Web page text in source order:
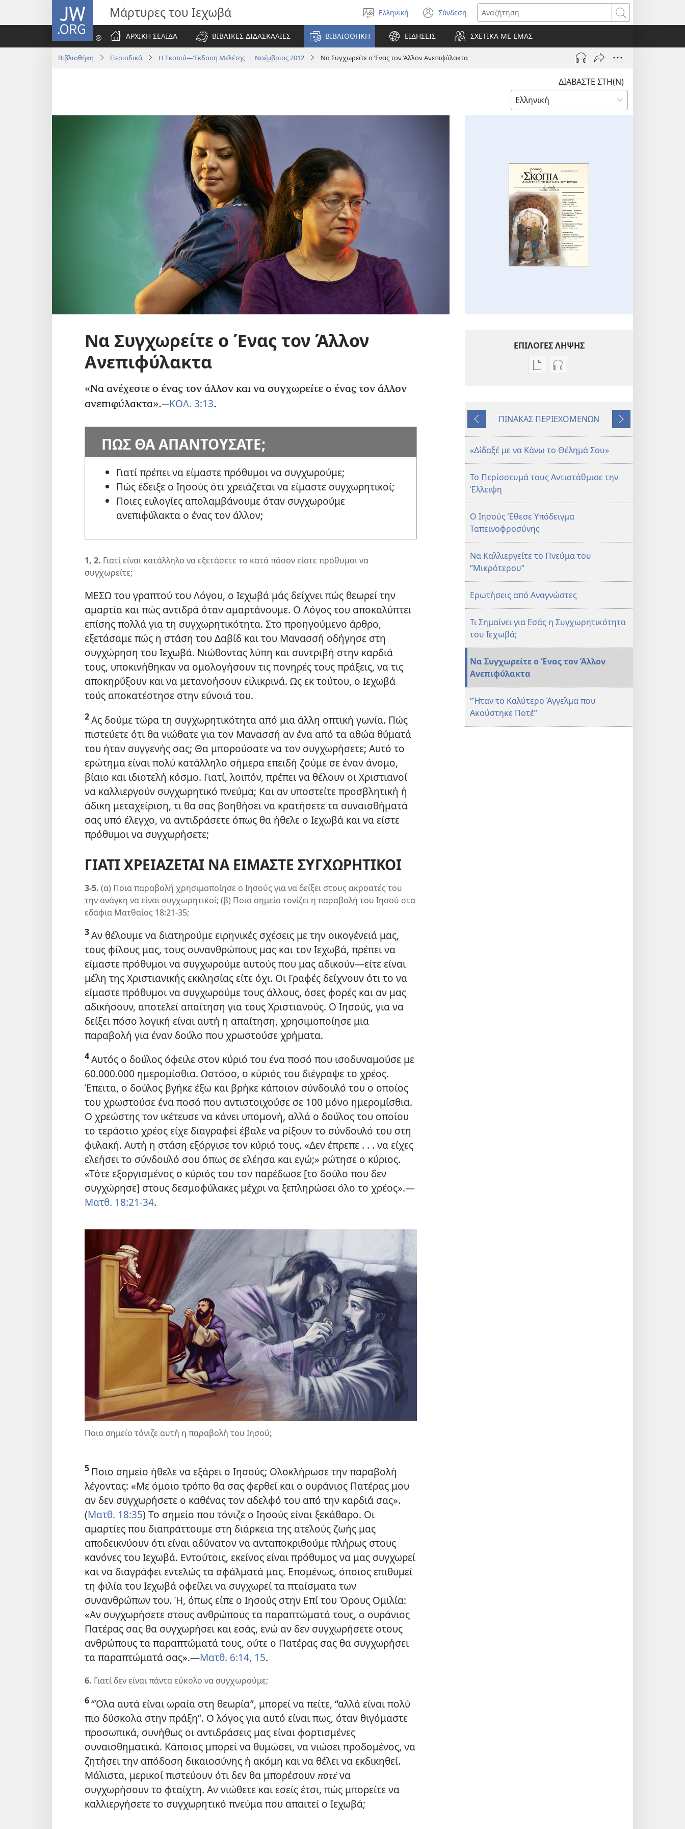
JW.ORG Μάρτυρες του Ιεχωβά
Επιλέξτε
γλώσσα
Ελληνική Σύνδεση
(ανοίγει
νέο
παράθυρο)
Αναζήτηση
ΑΡΧΙΚΗ ΣΕΛΙΔΑ
ΒΙΒΛΙΚΕΣ ΔΙΔΑΣΚΑΛΙΕΣ ΒΙΒΛΙΟΘΗΚΗ ΕΙΔΗΣΕΙΣ ΣΧΕΤΙΚΑ ΜΕ ΕΜΑΣ
Βιβλιοθήκη Περιοδικά Η Σκοπιά—Έκδοση Μελέτης | Νοέμβριος 2012 Να Συγχωρείτε ο Ένας τον Άλλον Ανεπιφύλακτα
ΔΙΑΒΑΣΤΕ ΣΤΗ(Ν)
Να Συγχωρείτε ο Ένας τον Άλλον
Ανεπιφύλακτα
«Να ανέχεστε ο ένας τον άλλον και να συγχωρείτε ο ένας τον άλλον
ανεπιφύλακτα».​—ΚΟΛ. 3:13.
ΠΩΣ ΘΑ ΑΠΑΝΤΟΥΣΑΤΕ;
Γιατί πρέπει να είμαστε πρόθυμοι να συγχωρούμε;
Πώς έδειξε ο Ιησούς ότι χρειάζεται να είμαστε συγχωρητικοί;
Ποιες ευλογίες απολαμβάνουμε όταν συγχωρούμε
ανεπιφύλακτα ο ένας τον άλλον;
1, 2. Γιατί είναι κατάλληλο να εξετάσετε το κατά πόσον είστε πρόθυμοι να
συγχωρείτε;
ΜΕΣΩ του γραπτού του Λόγου, ο Ιεχωβά μάς δείχνει πώς θεωρεί την
αμαρτία και πώς αντιδρά όταν αμαρτάνουμε. Ο Λόγος του αποκαλύπτει
επίσης πολλά για τη συγχωρητικότητα. Στο προηγούμενο άρθρο,
εξετάσαμε πώς η στάση του Δαβίδ και του Μανασσή οδήγησε στη
συγχώρηση του Ιεχωβά. Νιώθοντας λύπη και συντριβή στην καρδιά
τους, υποκινήθηκαν να ομολογήσουν τις πονηρές τους πράξεις, να τις
αποκηρύξουν και να μετανοήσουν ειλικρινά. Ως εκ τούτου, ο Ιεχωβά
τούς αποκατέστησε στην εύνοιά του.
2Ας δούμε τώρα τη συγχωρητικότητα από μια άλλη οπτική γωνία. Πώς
πιστεύετε ότι θα νιώθατε για τον Μανασσή αν ένα από τα αθώα θύματά
του ήταν συγγενής σας; Θα μπορούσατε να τον συγχωρήσετε; Αυτό το
ερώτημα είναι πολύ κατάλληλο σήμερα επειδή ζούμε σε έναν άνομο,
βίαιο και ιδιοτελή κόσμο. Γιατί, λοιπόν, πρέπει να θέλουν οι Χριστιανοί
να καλλιεργούν συγχωρητικό πνεύμα; Και αν υποστείτε προσβλητική ή
άδικη μεταχείριση, τι θα σας βοηθήσει να κρατήσετε τα συναισθήματά
σας υπό έλεγχο, να αντιδράσετε όπως θα ήθελε ο Ιεχωβά και να είστε
πρόθυμοι να συγχωρήσετε;
ΓΙΑΤΙ ΧΡΕΙΑΖΕΤΑΙ ΝΑ ΕΙΜΑΣΤΕ ΣΥΓΧΩΡΗΤΙΚΟΙ
3-5. (α) Ποια παραβολή χρησιμοποίησε ο Ιησούς για να δείξει στους ακροατές του
την ανάγκη να είναι συγχωρητικοί; (β) Ποιο σημείο τονίζει η παραβολή του Ιησού στα
εδάφια Ματθαίος 18:21‐35;
3Αν θέλουμε να διατηρούμε ειρηνικές σχέσεις με την οικογένειά μας,
τους φίλους μας, τους συνανθρώπους μας και τον Ιεχωβά, πρέπει να
είμαστε πρόθυμοι να συγχωρούμε αυτούς που μας αδικούν​—είτε είναι
μέλη της Χριστιανικής εκκλησίας είτε όχι. Οι Γραφές δείχνουν ότι το να
είμαστε πρόθυμοι να συγχωρούμε τους άλλους, όσες φορές και αν μας
αδικήσουν, αποτελεί απαίτηση για τους Χριστιανούς. Ο Ιησούς, για να
δείξει πόσο λογική είναι αυτή η απαίτηση, χρησιμοποίησε μια
παραβολή για έναν δούλο που χρωστούσε χρήματα.
4Αυτός ο δούλος όφειλε στον κύριό του ένα ποσό που ισοδυναμούσε με
60.000.000 ημερομίσθια. Ωστόσο, ο κύριός του διέγραψε το χρέος.
Έπειτα, ο δούλος βγήκε έξω και βρήκε κάποιον σύνδουλό του ο οποίος
του χρωστούσε ένα ποσό που αντιστοιχούσε σε 100 μόνο ημερομίσθια.
Ο χρεώστης τον ικέτευσε να κάνει υπομονή, αλλά ο δούλος του οποίου
το τεράστιο χρέος είχε διαγραφεί έβαλε να ρίξουν το σύνδουλό του στη
φυλακή. Αυτή η στάση εξόργισε τον κύριό τους. «Δεν έπρεπε . . . να είχες
ελεήσει το σύνδουλό σου όπως σε ελέησα και εγώ;» ρώτησε ο κύριος.
«Τότε εξοργισμένος ο κύριός του τον παρέδωσε [το δούλο που δεν
συγχώρησε] στους δεσμοφύλακες μέχρι να ξεπληρώσει όλο το χρέος».​—
Ματθ. 18:21‐34.
Ποιο σημείο τόνιζε αυτή η παραβολή του Ιησού;
5 Ποιο σημείο ήθελε να εξάρει ο Ιησούς; Ολοκλήρωσε την παραβολή
λέγοντας: «Με όμοιο τρόπο θα σας φερθεί και ο ουράνιος Πατέρας μου
αν δεν συγχωρήσετε ο καθένας τον αδελφό του από την καρδιά σας».
(Ματθ. 18:35) Το σημείο που τόνιζε ο Ιησούς είναι ξεκάθαρο. Οι
αμαρτίες που διαπράττουμε στη διάρκεια της ατελούς ζωής μας
αποδεικνύουν ότι είναι αδύνατον να ανταποκριθούμε πλήρως στους
κανόνες του Ιεχωβά. Εντούτοις, εκείνος είναι πρόθυμος να μας συγχωρεί
και να διαγράφει εντελώς τα σφάλματά μας. Επομένως, όποιος επιθυμεί
τη φιλία του Ιεχωβά οφείλει να συγχωρεί τα πταίσματα των
συνανθρώπων του. Ή, όπως είπε ο Ιησούς στην Επί του Όρους Ομιλία:
«Αν συγχωρήσετε στους ανθρώπους τα παραπτώματά τους, ο ουράνιος
Πατέρας σας θα συγχωρήσει και εσάς, ενώ αν δεν συγχωρήσετε στους
ανθρώπους τα παραπτώματά τους, ούτε ο Πατέρας σας θα συγχωρήσει
τα παραπτώματά σας».​—Ματθ. 6:14, 15.
6. Γιατί δεν είναι πάντα εύκολο να συγχωρούμε;
6“Όλα αυτά είναι ωραία στη θεωρία”, μπορεί να πείτε, “αλλά είναι πολύ
πιο δύσκολα στην πράξη”. Ο λόγος για αυτό είναι πως, όταν θιγόμαστε
προσωπικά, συνήθως οι αντιδράσεις μας είναι φορτισμένες
συναισθηματικά. Κάποιος μπορεί να θυμώσει, να νιώσει προδομένος, να
ζητήσει την απόδοση δικαιοσύνης ή ακόμη και να θέλει να εκδικηθεί.
Μάλιστα, μερικοί πιστεύουν ότι δεν θα μπορέσουν ποτένα
συγχωρήσουν το φταίχτη. Αν νιώθετε και εσείς έτσι, πώς μπορείτε να
καλλιεργήσετε το συγχωρητικό πνεύμα που απαιτεί ο Ιεχωβά;
ΕΠΙΛΟΓΕΣ ΛΗΨΗΣ
Επιλογές
ΣΚΟΠΙΑ
ΕΚΔΟΣΗ
ΜΕΛΕΤΗΣ
Επιλογές
ΣΚΟΠΙΑ
ΕΚΔΟΣΗ
ΜΕΛΕΤΗΣ
Προηγούμενο
ΠΙΝΑΚΑΣ ΠΕΡΙΕΧΟΜΕΝΩΝ
Επόμενο
«Δίδαξέ με να Κάνω το Θέλημά Σου»
Το Περίσσευμά τους Αντιστάθμισε την
Έλλειψη
Ο Ιησούς Έθεσε Υπόδειγμα
Ταπεινοφροσύνης
Να Καλλιεργείτε το Πνεύμα του
“Μικρότερου”
Ερωτήσεις από Αναγνώστες
Τι Σημαίνει για Εσάς η Συγχωρητικότητα
του Ιεχωβά;
Να Συγχωρείτε ο Ένας τον Άλλον
Ανεπιφύλακτα
“Ήταν το Καλύτερο Άγγελμα που
Ακούστηκε Ποτέ”